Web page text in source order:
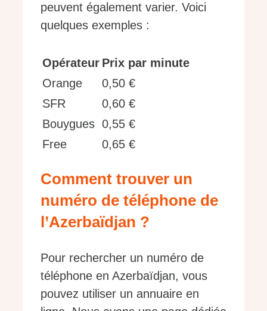
peuvent également varier. Voici
quelques exemples :
Opérateur Prix par minute
Orange
0,50 €
SFR
0,60 €
Bouygues 0,55 €
Free
0,65 €
Comment trouver un
numéro de téléphone de
l’Azerbaïdjan ?
Pour rechercher un numéro de
téléphone en Azerbaïdjan, vous
pouvez utiliser un annuaire en